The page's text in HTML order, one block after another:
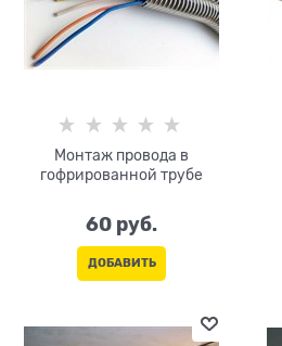
Монтаж провода в
гофрированной трубе
60 руб.
ДОБАВИТЬ